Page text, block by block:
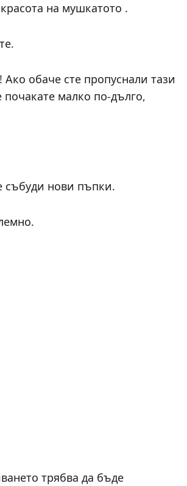
на мушкатото .
обаче сте пропуснали тази
малко по-дълго,
събуди нови пъпки.
трябва да бъде